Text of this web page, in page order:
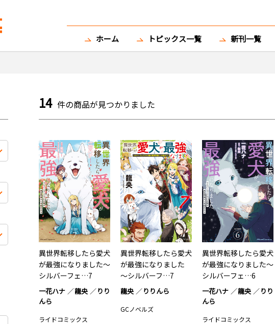
ホーム トピックス一覧 新刊一覧
14 件の商品が見つかりました
異世界転移したら愛犬
が最強になりました～
シルバーフェ…7
一花ハナ 龍央
りり
んら
ライドコミックス
異世界転移したら愛犬
が最強になりました
～シルバーフ…7
龍央 りりんら
GCノベルズ
異世界転移したら愛犬
が最強になりました～
シルバーフェ…6
一花ハナ 龍央
りり
んら
ライドコミックス